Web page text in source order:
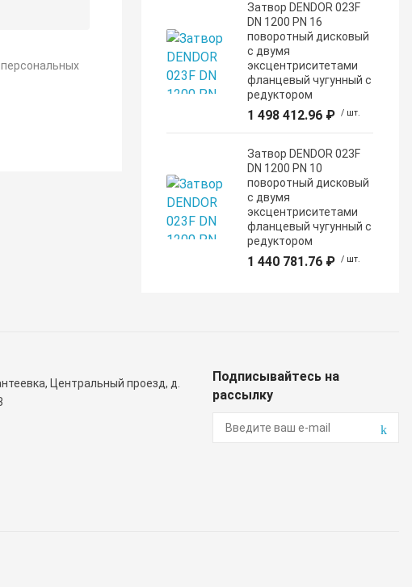
персональных
Затвор DENDOR 023F
DN 1200 PN 16
поворотный дисковый
c двумя
эксцентриситетами
фланцевый чугунный с
редуктором
1 498 412.96 ₽ / шт.
Затвор DENDOR 023F
DN 1200 PN 10
поворотный дисковый
c двумя
эксцентриситетами
фланцевый чугунный с
редуктором
1 440 781.76 ₽ / шт.
Центральный проезд, д.
Подписывайтесь на
рассылку